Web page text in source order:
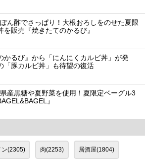
ん酢でさっぱり！大根おろしをのせた夏限
を販売『焼きたてのかるび』
かるび』から「にんにくカルビ丼」が発
「豚カルビ丼」も待望の復活
産黒糖や夏野菜を使用！夏限定ベーグル3
』
ン(2305) 肉(2253) 居酒屋(1804)